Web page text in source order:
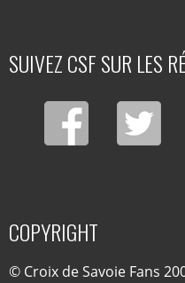
SUIVEZ CSF SUR LES
COPYRIGHT
© Croix de Savoie Fans